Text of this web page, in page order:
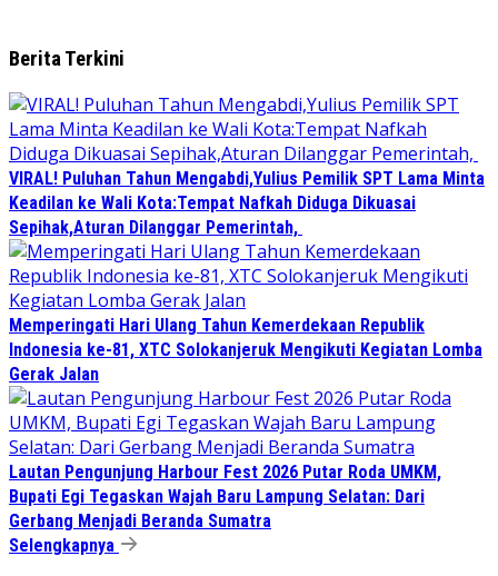
Berita Terkini
VIRAL! Puluhan Tahun Mengabdi,Yulius Pemilik SPT Lama Minta
Keadilan ke Wali Kota:Tempat Nafkah Diduga Dikuasai
Sepihak,Aturan Dilanggar Pemerintah,
Memperingati Hari Ulang Tahun Kemerdekaan Republik
Indonesia ke-81, XTC Solokanjeruk Mengikuti Kegiatan Lomba
Gerak Jalan
Lautan Pengunjung Harbour Fest 2026 Putar Roda UMKM,
Bupati Egi Tegaskan Wajah Baru Lampung Selatan: Dari
Gerbang Menjadi Beranda Sumatra
Selengkapnya